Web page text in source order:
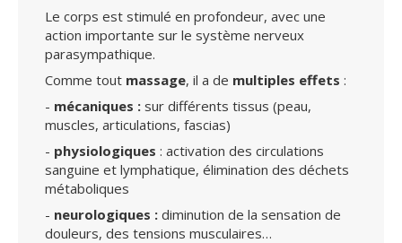
Le corps est stimulé en profondeur, avec une
action importante sur le système nerveux
parasympathique.
Comme tout massage, il a de multiples effets :
- mécaniques : sur différents tissus (peau,
muscles, articulations, fascias)
- physiologiques : activation des circulations
sanguine et lymphatique, élimination des déchets
métaboliques
- neurologiques : diminution de la sensation de
douleurs, des tensions musculaires…